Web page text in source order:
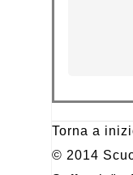
Torna a
© 2014